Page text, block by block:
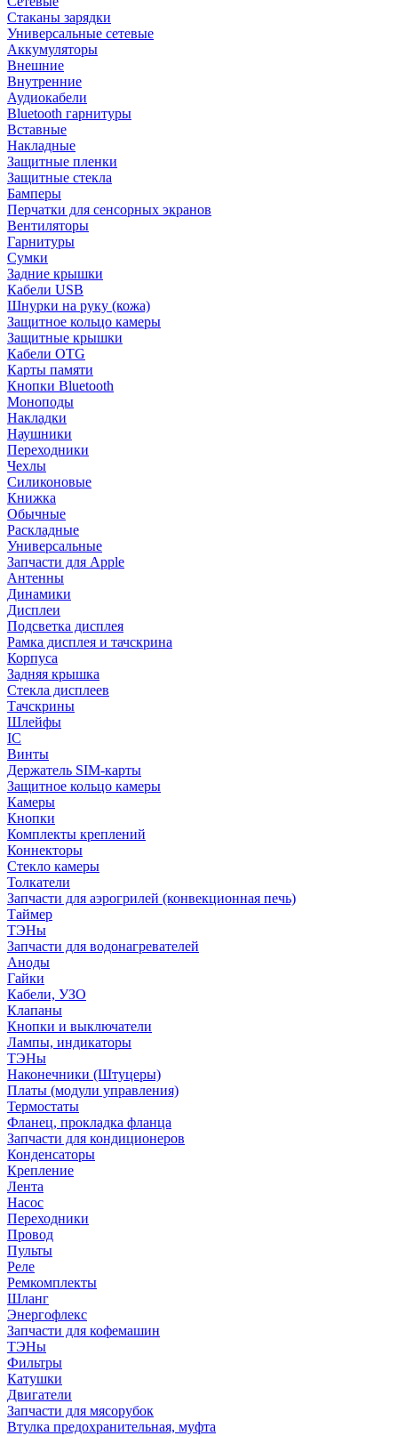
Стаканы зарядки
Универсальные сетевые
Аккумуляторы
Внешние
Внутренние
Аудиокабели
Bluetooth гарнитуры
Вставные
Накладные
Защитные пленки
Защитные стекла
Бамперы
Перчатки для сенсорных экранов
Вентиляторы
Гарнитуры
Сумки
Задние крышки
Кабели USB
Шнурки на руку (кожа)
Защитное кольцо камеры
Защитные крышки
Кабели OTG
Карты памяти
Кнопки Bluetooth
Моноподы
Накладки
Наушники
Переходники
Чехлы
Силиконовые
Книжка
Обычные
Раскладные
Универсальные
Запчасти для Apple
Антенны
Динамики
Дисплеи
Подсветка дисплея
Рамка дисплея и тачскрина
Корпуса
Задняя крышка
Стекла дисплеев
Тачскрины
Шлейфы
IC
Винты
Держатель SIM-карты
Защитное кольцо камеры
Камеры
Кнопки
Комплекты креплений
Коннекторы
Стекло камеры
Толкатели
Запчасти для аэрогрилей (конвекционная печь)
Таймер
ТЭНы
Запчасти для водонагревателей
Аноды
Гайки
Кабели, УЗО
Клапаны
Кнопки и выключатели
Лампы, индикаторы
ТЭНы
Наконечники (Штуцеры)
Платы (модули управления)
Термостаты
Фланец, прокладка фланца
Запчасти для кондиционеров
Конденсаторы
Крепление
Лента
Насос
Переходники
Провод
Пульты
Реле
Ремкомплекты
Шланг
Энергофлекс
Запчасти для кофемашин
ТЭНы
Фильтры
Катушки
Двигатели
Запчасти для мясорубок
Втулка предохранительная, муфта